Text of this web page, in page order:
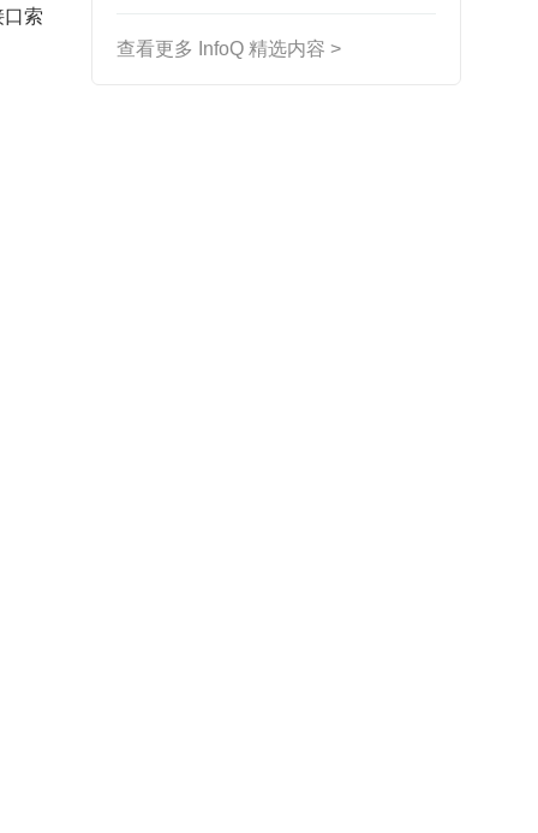
索
查看更多 InfoQ 精选内容 >